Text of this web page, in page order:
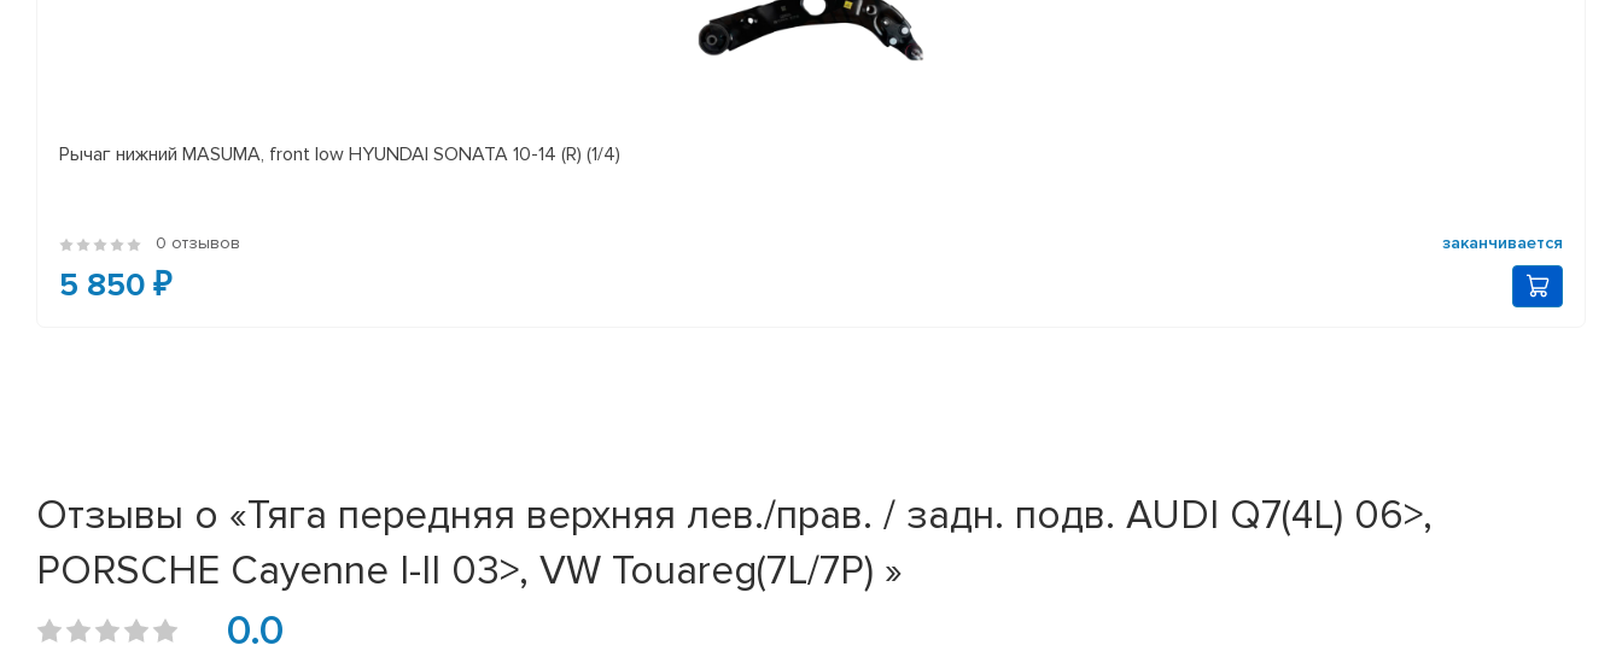
Рычаг нижний MASUMA, front low HYUNDAI SONATA 10-14 (R) (1/4)
0 отзывов заканчивается
5 850 ₽
Отзывы о «Тяга передняя верхняя лев./прав. / задн. подв. AUDI Q7(4L) 06>,
PORSCHE Cayenne I-II 03>, VW Touareg(7L/7P) »
0.0